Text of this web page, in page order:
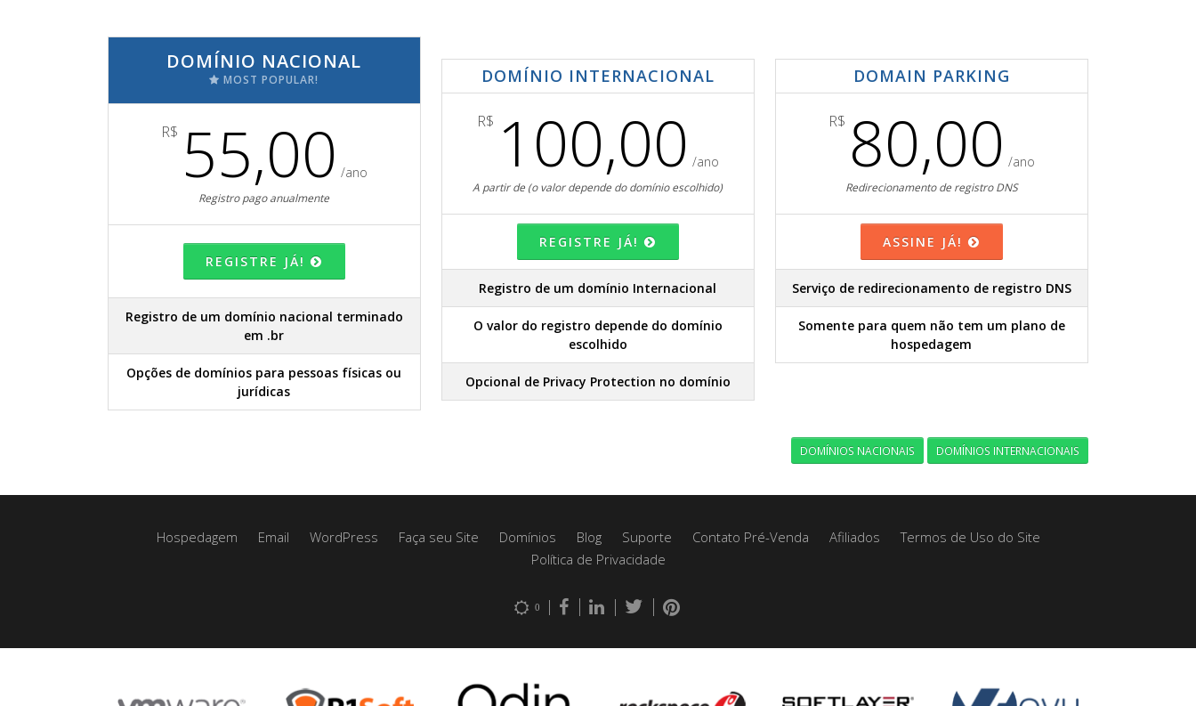
DOMÍNIO NACIONAL
MOST POPULAR!
R$ 55,00 /ano
Registro pago anualmente
REGISTRE JÁ!
Registro de um domínio nacional terminado
em .br
Opções de domínios para pessoas físicas ou
jurídicas
DOMÍNIO INTERNACIONAL
R$ 100,00 /ano
A partir de (o valor depende do domínio escolhido)
REGISTRE JÁ!
Registro de um domínio Internacional
O valor do registro depende do domínio
escolhido
Opcional de Privacy Protection no domínio
DOMAIN PARKING
R$ 80,00 /ano
Redirecionamento de registro DNS
ASSINE JÁ!
Serviço de redirecionamento de registro DNS
Somente para quem não tem um plano de
hospedagem
DOMÍNIOS NACIONAIS DOMÍNIOS INTERNACIONAIS
Hospedagem Email WordPress Faça seu Site Domínios Blog Suporte Contato Pré-Venda Afiliados
Termos de Uso do Site
Política de Privacidade
0